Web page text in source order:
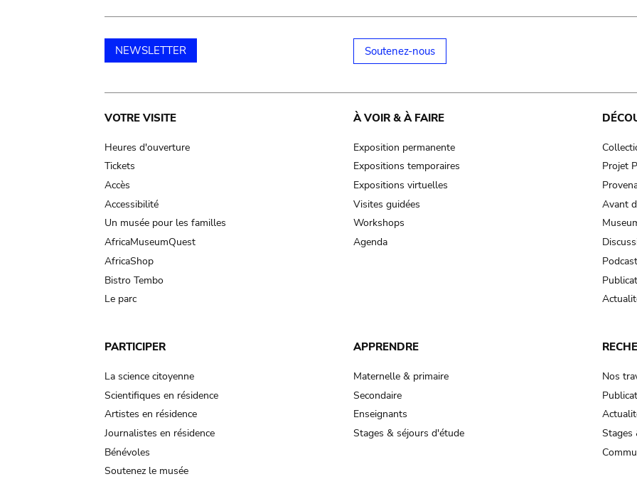
NEWSLETTER Soutenez-nous
Main
navigation
VOTRE VISITE
Heures d'ouverture
Tickets
Accès
Accessibilité
Un musée pour les familles
AfricaMuseumQuest
AfricaShop
Bistro Tembo
Le parc
À VOIR & À FAIRE
Exposition permanente
Expositions temporaires
Expositions virtuelles
Visites guidées
Workshops
Agenda
Projet
Avant
PARTICIPER
La science citoyenne
Scientifiques en résidence
Artistes en résidence
Journalistes en résidence
Bénévoles
Soutenez le musée
APPRENDRE
Maternelle & primaire
Secondaire
Enseignants
Stages & séjours d'étude
Nos
Stages